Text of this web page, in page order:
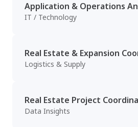
Application & Operations
IT / Technology
Real Estate & Expansion
Logistics & Supply
Real Estate Project
Data Insights